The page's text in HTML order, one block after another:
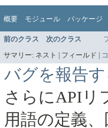
概要 モジュール パッケージ
前のクラス 次のクラス
サマリー: ネスト | フィールド |
バグを報告
さらにAPIリ
用語の定義